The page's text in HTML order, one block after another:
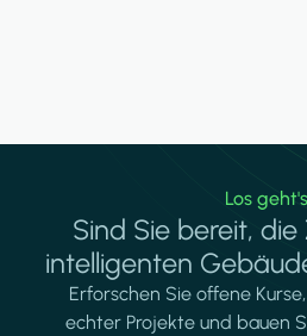
Los geht's
Sind Sie bereit,
intelligenten
Erforschen Sie offene
echter Projekte und bauen